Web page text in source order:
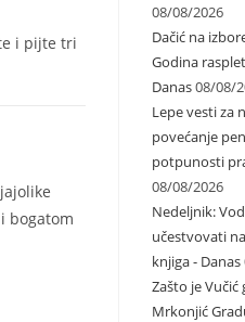
i pijte tri
bogatom
08/08/2026
Dačić na
Godina
Danas08/08/
Lepe vesti za
povećanje
potpunosti
08/08/2026
Nedeljnik:
učestvovati
knjiga - Danas
Zašto je Vučić
Mrkonjić